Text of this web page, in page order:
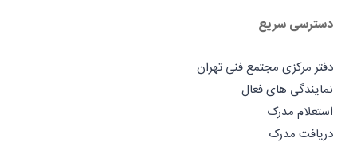
دسترسی سریع
دفتر مرکزی مجتمع فنی تهران
نمایندگی های فعال
استعلام مدرک
دریافت مدرک